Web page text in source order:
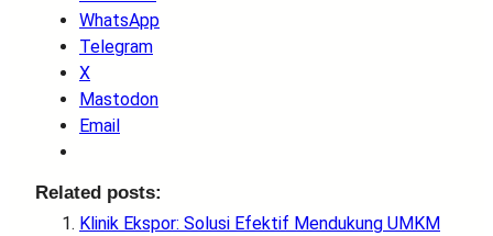
WhatsApp
Telegram
X
Mastodon
Email
Related posts:
Klinik Ekspor: Solusi Efektif Mendukung UMKM